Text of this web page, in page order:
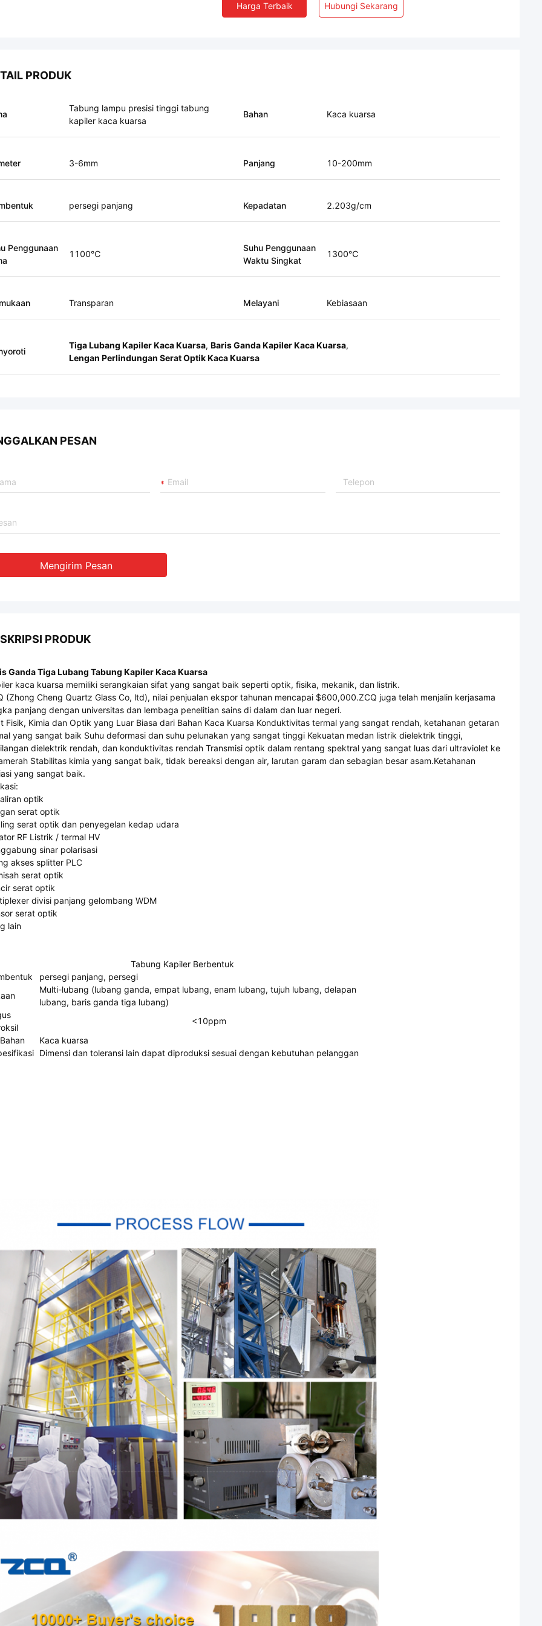
Harga Terbaik Hubungi Sekarang
PRODUK
Tabung lampu presisi tinggi tabung
kapiler kaca kuarsa
Bahan Kaca kuarsa
3-6mm Panjang 10-200mm
persegi panjang Kepadatan 2.203g/cm
Penggunaan
1100℃
Suhu Penggunaan
Waktu Singkat
1300℃
Transparan Melayani Kebiasaan
Tiga Lubang Kapiler Kaca Kuarsa, Baris Ganda Kapiler Kaca Kuarsa,
Lengan Perlindungan Serat Optik Kaca Kuarsa
PESAN
Mengirim Pesan
PRODUK
Ganda Tiga Lubang Tabung Kapiler Kaca Kuarsa
kaca kuarsa memiliki serangkaian sifat yang sangat baik seperti optik, fisika, mekanik, dan listrik.
(Zhong Cheng Quartz Glass Co, ltd), nilai penjualan ekspor tahunan mencapai $600,000.ZCQ juga telah menjalin kerjasama
panjang dengan universitas dan lembaga penelitian sains di dalam dan luar negeri.
Fisik, Kimia dan Optik yang Luar Biasa dari Bahan Kaca Kuarsa Konduktivitas termal yang sangat rendah, ketahanan getaran
yang sangat baik Suhu deformasi dan suhu pelunakan yang sangat tinggi Kekuatan medan listrik dielektrik tinggi,
dielektrik rendah, dan konduktivitas rendah Transmisi optik dalam rentang spektral yang sangat luas dari ultraviolet ke
Stabilitas kimia yang sangat baik, tidak bereaksi dengan air, larutan garam dan sebagian besar asam.Ketahanan
yang sangat baik.
optik
serat optik
serat optik dan penyegelan kedap udara
RF Listrik / termal HV
sinar polarisasi
akses splitter PLC
serat optik
serat optik
divisi panjang gelombang WDM
serat optik
lain
Tabung Kapiler Berbentuk
persegi panjang, persegi
Multi-lubang (lubang ganda, empat lubang, enam lubang, tujuh lubang, delapan
lubang, baris ganda tiga lubang)
<10ppm
Bahan
Kaca kuarsa
Dimensi dan toleransi lain dapat diproduksi sesuai dengan kebutuhan pelanggan